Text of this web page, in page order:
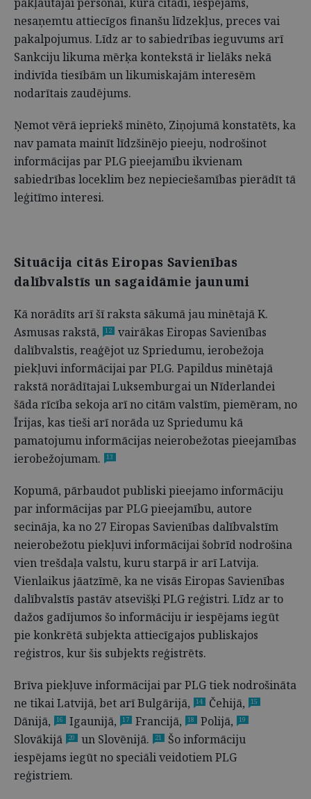
nesaņemtu attiecīgos finanšu līdzekļus, preces vai
pakalpojumus. Līdz ar to sabiedrības ieguvums arī
Sankciju likuma mērķa kontekstā ir lielāks nekā
indivīda tiesībām un likumiskajām interesēm
nodarītais zaudējums.
Ņemot vērā iepriekš minēto, Ziņojumā konstatēts, ka
nav pamata mainīt līdzšinējo pieeju, nodrošinot
informācijas par PLG pieejamību ikvienam
sabiedrības loceklim bez nepieciešamības pierādīt tā
leģitīmo interesi.
Situācija citās Eiropas Savienības
dalībvalstīs un sagaidāmie jaunumi
Kā norādīts arī šī raksta sākumā jau minētajā K.
Asmusas rakstā,
12
vairākas Eiropas Savienības
dalībvalstis, reaģējot uz Spriedumu, ierobežoja
piekļuvi informācijai par PLG. Papildus minētajā
rakstā norādītajai Luksemburgai un Nīderlandei
šāda rīcība sekoja arī no citām valstīm, piemēram, no
Īrijas, kas tieši arī norāda uz Spriedumu kā
pamatojumu informācijas neierobežotas pieejamības
ierobežojumam.
13
Kopumā, pārbaudot publiski pieejamo informāciju
par informācijas par PLG pieejamību, autore
secināja, ka no 27 Eiropas Savienības dalībvalstīm
neierobežotu piekļuvi informācijai šobrīd nodrošina
vien trešdaļa valstu, kuru starpā ir arī Latvija.
Vienlaikus jāatzīmē, ka ne visās Eiropas Savienības
dalībvalstīs pastāv atsevišķi PLG reģistri. Līdz ar to
dažos gadījumos šo informāciju ir iespējams iegūt
pie konkrētā subjekta attiecīgajos publiskajos
reģistros, kur šis subjekts reģistrēts.
Brīva piekļuve informācijai par PLG tiek nodrošināta
ne tikai Latvijā, bet arī Bulgārijā,
14 Čehijā, 15
Dānijā, 16 Igaunijā, 17 Francijā, 18 Polijā, 19
Slovākijā 20 un Slovēnijā. 21
Šo informāciju
iespējams iegūt no speciāli veidotiem PLG
reģistriem.